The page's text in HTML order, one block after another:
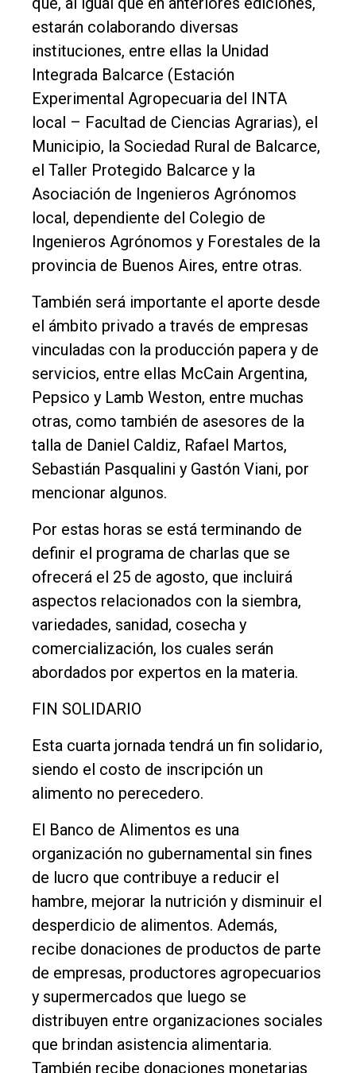
estarán colaborando diversas
instituciones, entre ellas la Unidad
Integrada Balcarce (Estación
Experimental Agropecuaria del INTA
local – Facultad de Ciencias Agrarias), el
Municipio, la Sociedad Rural de Balcarce,
el Taller Protegido Balcarce y la
Asociación de Ingenieros Agrónomos
local, dependiente del Colegio de
Ingenieros Agrónomos y Forestales de la
provincia de Buenos Aires, entre otras.
También será importante el aporte desde
el ámbito privado a través de empresas
vinculadas con la producción papera y de
servicios, entre ellas McCain Argentina,
Pepsico y Lamb Weston, entre muchas
otras, como también de asesores de la
talla de Daniel Caldiz, Rafael Martos,
Sebastián Pasqualini y Gastón Viani, por
mencionar algunos.
Por estas horas se está terminando de
definir el programa de charlas que se
ofrecerá el 25 de agosto, que incluirá
aspectos relacionados con la siembra,
variedades, sanidad, cosecha y
comercialización, los cuales serán
abordados por expertos en la materia.
FIN SOLIDARIO
Esta cuarta jornada tendrá un fin solidario,
siendo el costo de inscripción un
alimento no perecedero.
El Banco de Alimentos es una
organización no gubernamental sin fines
de lucro que contribuye a reducir el
hambre, mejorar la nutrición y disminuir el
desperdicio de alimentos. Además,
recibe donaciones de productos de parte
de empresas, productores agropecuarios
y supermercados que luego se
distribuyen entre organizaciones sociales
que brindan asistencia alimentaria.
También recibe donaciones monetarias